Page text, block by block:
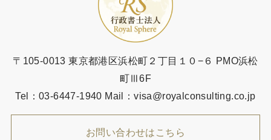
〒105-0013 東京都港区浜松町２丁目１０−６ PMO浜松
町Ⅲ6F
Tel：03-6447-1940 Mail：visa@royalconsulting.co.jp
お問い合わせはこちら